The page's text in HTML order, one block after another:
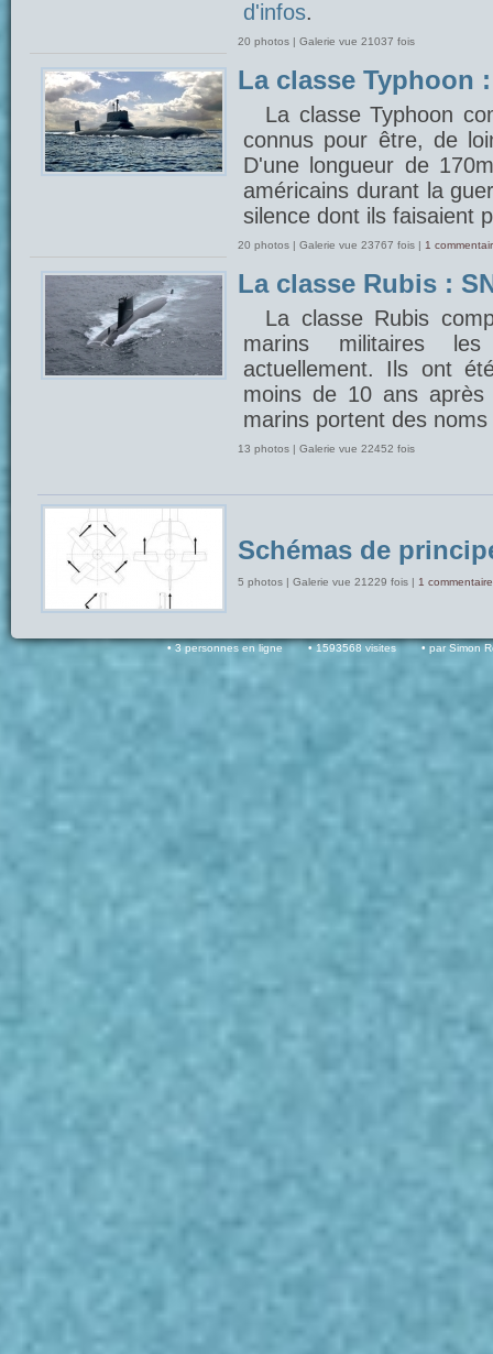
d'infos.
20 photos | Galerie vue 21037 fois
La classe Typhoon
La classe Typhoon
connus pour être, de
D'une longueur de
américains durant la
silence dont ils faisaient
20 photos | Galerie vue 23767 fois | 1
La classe Rubis :
La classe Rubis
marins militaires
actuellement. Ils ont
moins de 10 ans
marins portent des
13 photos | Galerie vue 22452 fois
Schémas de
5 photos | Galerie vue 21229 fois | 1
3 personnes en ligne 1593568 visites par Simon